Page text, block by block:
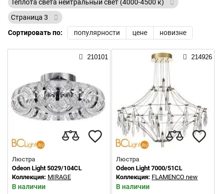
Теплота света нейтральный свет (4000-4500 к)
Страница 3
Сортировать по:
популярности цене новизне
210101
Люстра
Odeon Light 5029/104CL
Коллекция: MIRAGE
В наличии
214926
Люстра
Odeon Light 7000/51CL
Коллекция: FLAMENCO new
В наличии